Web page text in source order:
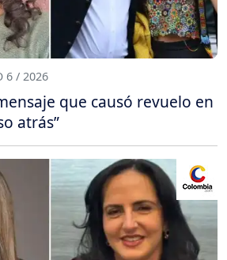
6 / 2026
que causó revuelo en
atrás”